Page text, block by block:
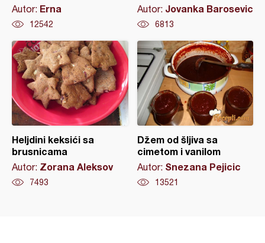
Autor: Erna
12542
Autor: Jovanka Barosevic
6813
Heljdini keksići sa
brusnicama
Autor: Zorana Aleksov
7493
Džem od šljiva sa
cimetom i vanilom
Autor: Snezana Pejicic
13521